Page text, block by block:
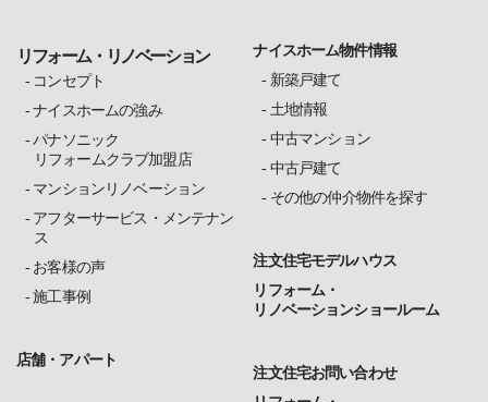
リフォーム・リノベーション
コンセプト
ナイスホームの強み
パナソニック
リフォームクラブ加盟店
マンションリノベーション
アフターサービス・メンテナン
ス
お客様の声
施工事例
店舗・アパート
ナイスホーム物件情報
新築戸建て
土地情報
中古マンション
中古戸建て
その他の仲介物件を探す
注文住宅モデルハウス
リフォーム・
リノベーションショールーム
注文住宅お問い合わせ